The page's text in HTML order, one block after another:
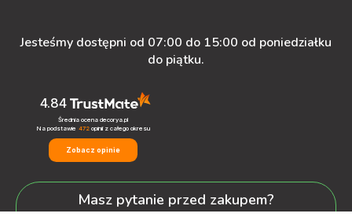
Jesteśmy dostępni od 07:00 do 15:00 od poniedziałku
do piątku.
4.84
Średnia ocena decorya.pl
Na podstawie 472opinii z całego okresu
Zobacz opinie
Masz pytanie przed zakupem?